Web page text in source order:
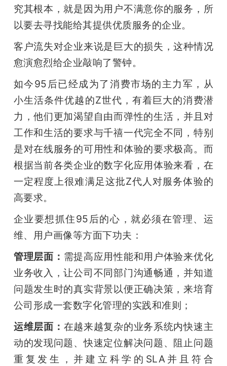
心
GAIR
题
爱
搞
机
究其根本，就是因为用户不满意你的服务，所
以要去寻找能给其提供优质服务的企业。
客户流失对企业来说是巨大的损失，这种情况
愈演愈烈给企业敲响了警钟。
如今95后已经成为了消费市场的主力军，从
小生活条件优越的Z世代，有着巨大的消费潜
力，他们更加渴望自由而弹性的生活，并且对
工作和生活的要求与千禧一代完全不同，特别
是对在线服务的可用性和体验的要求极高。而
根据当前各类企业的数字化应用体验来看，在
一定程度上很难满足这批Z代人对服务体验的
高要求。
企业要想抓住95后的心，就必须在管理、运
维、用户画像等方面下功夫：
管理层面： 需提高应用性能和用户体验来优化
业务收入，让公司不同部门沟通畅通，并知道
问题发生时的真实背景以便正确决策，来培育
公司形成一套数字化管理的实践和准则；
运维层面： 在越来越复杂的业务系统内快速主
动的发现问题、快速定位解决问题、阻止问题
重复发生，并建立科学的SLA并且符合